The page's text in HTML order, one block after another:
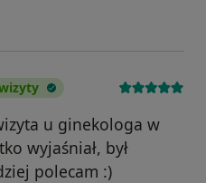
u ginekologa w
wyjaśniał, był
polecam :)